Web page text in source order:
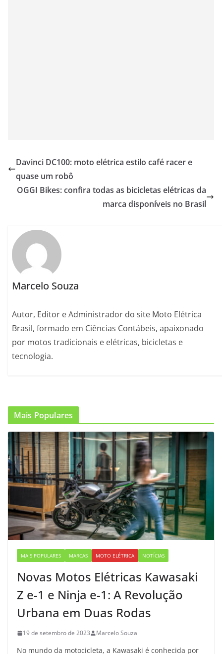
Davinci DC100: moto elétrica estilo café racer e
quase um robô
OGGI Bikes: confira todas as bicicletas elétricas da
marca disponíveis no Brasil
Marcelo Souza
Autor, Editor e Administrador do site Moto Elétrica
Brasil, formado em Ciências Contábeis, apaixonado
por motos tradicionais e elétricas, bicicletas e
tecnologia.
Mais Populares
MAIS POPULARES MARCAS MOTO ELÉTRICA NOTÍCIAS
Novas Motos Elétricas Kawasaki
Z e-1 e Ninja e-1: A Revolução
Urbana em Duas Rodas
19 de setembro de 2023 Marcelo Souza
No mundo da motocicleta, a Kawasaki é conhecida por